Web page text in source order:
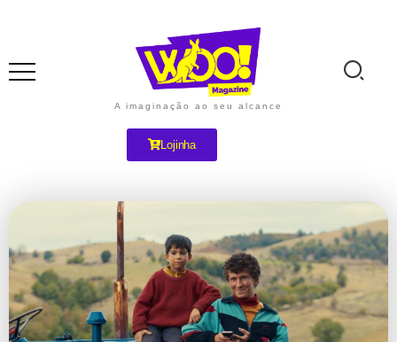
A imaginação ao seu alcance
Lojinha